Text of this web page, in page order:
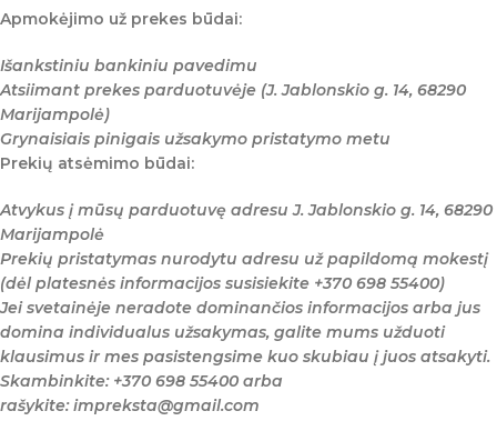
Apmokėjimo už prekes būdai:
Išankstiniu bankiniu pavedimu
Atsiimant prekes parduotuvėje (J. Jablonskio g. 14, 68290
Marijampolė)
Grynaisiais pinigais užsakymo pristatymo metu
Prekių atsėmimo būdai:
Atvykus į mūsų parduotuvę adresu J. Jablonskio g. 14, 68290
Marijampolė
Prekių pristatymas nurodytu adresu už papildomą mokestį
(dėl platesnės informacijos susisiekite +370 698 55400)
Jei svetainėje neradote dominančios informacijos arba jus
domina individualus užsakymas, galite mums užduoti
klausimus ir mes pasistengsime kuo skubiau į juos atsakyti.
Skambinkite: +370 698 55400 arba
rašykite: impreksta@gmail.com